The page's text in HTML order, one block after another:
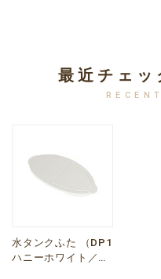
最近チェッ
水タンクふた （DP1
ハニーホワイト／